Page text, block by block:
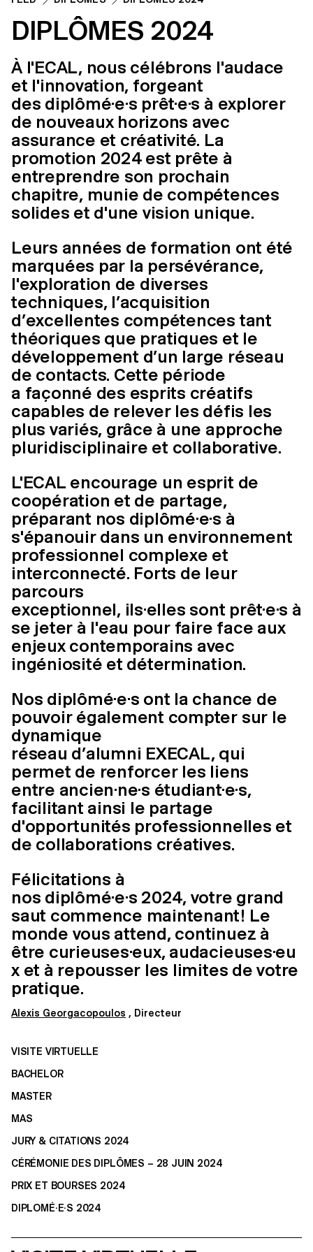
DIPLÔMES 2024
À l'ECAL, nous célébrons l'audace
et l'innovation, forgeant
des diplômé·e·s prêt·e·s à explorer
de nouveaux horizons avec
assurance et créativité. La
promotion 2024 est prête à
entreprendre son prochain
chapitre, munie de compétences
solides et d'une vision unique.
Leurs années de formation ont été
marquées par la persévérance,
l'exploration de diverses
techniques, l’acquisition
d’excellentes compétences tant
théoriques que pratiques et le
développement d’un large réseau
de contacts. Cette période
a façonné des esprits créatifs
capables de relever les défis les
plus variés, grâce à une approche
pluridisciplinaire et collaborative.
L'ECAL encourage un esprit de
coopération et de partage,
préparant nos diplômé·e·s à
s'épanouir dans un environnement
professionnel complexe et
interconnecté. Forts de leur
parcours
exceptionnel, ils·elles sont prêt·e·s à
se jeter à l'eau pour faire face aux
enjeux contemporains avec
ingéniosité et détermination.
Nos diplômé·e·s ont la chance de
pouvoir également compter sur le
dynamique
réseau d’alumni EXECAL, qui
permet de renforcer les liens
entre ancien·ne·s étudiant·e·s,
facilitant ainsi le partage
d'opportunités professionnelles et
de collaborations créatives.
Félicitations à
nos diplômé·e·s 2024, votre grand
saut commence maintenant! Le
monde vous attend, continuez à
être curieuses·eux, audacieuses·eu
x et à repousser les limites de votre
pratique.
Alexis Georgacopoulos , Directeur
VISITE VIRTUELLE
BACHELOR
MASTER
MAS
JURY & CITATIONS 2024
CÉRÉMONIE DES DIPLÔMES – 28 JUIN 2024
PRIX ET BOURSES 2024
DIPLOMÉ·E·S 2024